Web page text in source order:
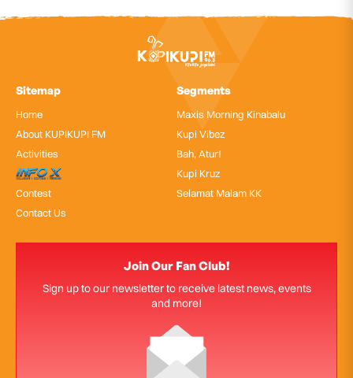
Sitemap
Home
About KUPIKUPI FM
Activities
InfoX
Contest
Contact Us
Segments
Maxis Morning Kinabalu
Kupi Vibez
Bah, Atur!
Kupi Kruz
Selamat Malam KK
Join Our Fan Club!
Sign up to our newsletter to receive latest news, events
and more!